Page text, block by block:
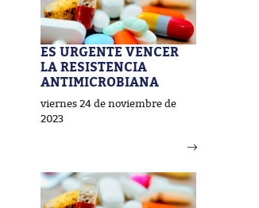
ES URGENTE VENCER
LA RESISTENCIA
ANTIMICROBIANA
viernes 24 de noviembre de
2023